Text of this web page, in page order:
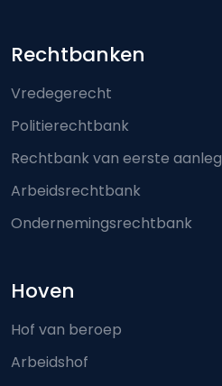
Footer-menu
Rechtbanken
Vredegerecht
Politierechtbank
Rechtbank van eerste aanleg
Arbeidsrechtbank
Ondernemingsrechtbank
Hoven
Hof van beroep
Arbeidshof